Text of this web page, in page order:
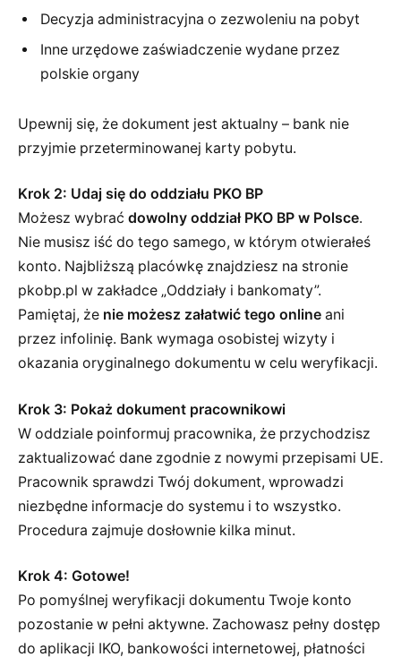
Decyzja administracyjna o zezwoleniu na pobyt
Inne urzędowe zaświadczenie wydane przez
polskie organy
Upewnij się, że dokument jest aktualny – bank nie
przyjmie przeterminowanej karty pobytu.
Krok 2: Udaj się do oddziału PKO BP
Możesz wybrać dowolny oddział PKO BP w Polsce.
Nie musisz iść do tego samego, w którym otwierałeś
konto. Najbliższą placówkę znajdziesz na stronie
pkobp.pl w zakładce „Oddziały i bankomaty”.
Pamiętaj, że nie możesz załatwić tego online ani
przez infolinię. Bank wymaga osobistej wizyty i
okazania oryginalnego dokumentu w celu weryfikacji.
Krok 3: Pokaż dokument pracownikowi
W oddziale poinformuj pracownika, że przychodzisz
zaktualizować dane zgodnie z nowymi przepisami UE.
Pracownik sprawdzi Twój dokument, wprowadzi
niezbędne informacje do systemu i to wszystko.
Procedura zajmuje dosłownie kilka minut.
Krok 4: Gotowe!
Po pomyślnej weryfikacji dokumentu Twoje konto
pozostanie w pełni aktywne. Zachowasz pełny dostęp
do aplikacji IKO, bankowości internetowej, płatności